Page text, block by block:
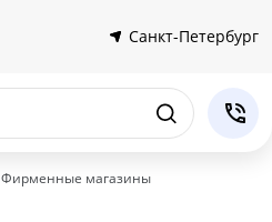
Санкт-Петербург
Фирменные магазины